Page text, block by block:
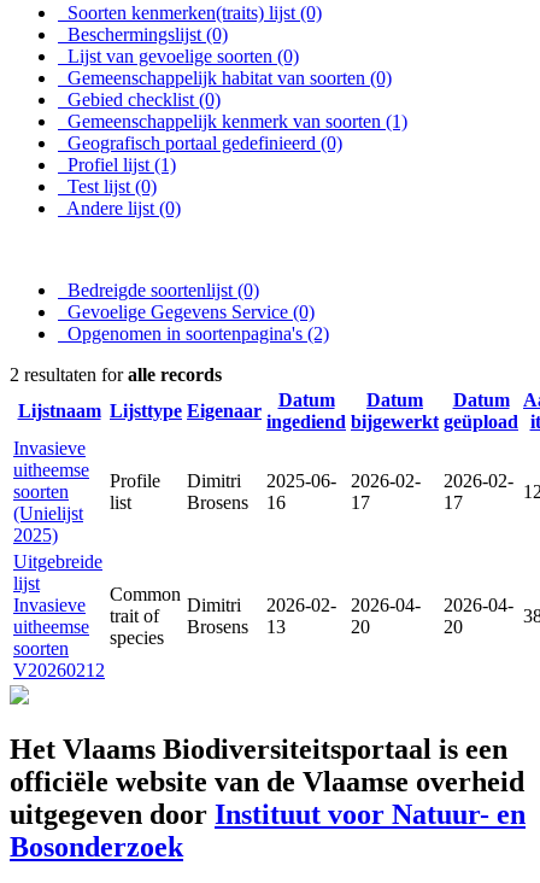
Soorten kenmerken(traits) lijst (0)
Beschermingslijst (0)
Lijst van gevoelige soorten (0)
Gemeenschappelijk habitat van soorten (0)
Gebied checklist (0)
Gemeenschappelijk kenmerk van soorten (1)
Geografisch portaal gedefinieerd (0)
Profiel lijst (1)
Test lijst (0)
Andere lijst (0)
Bedreigde soortenlijst (0)
Gevoelige Gegevens Service (0)
Opgenomen in soortenpagina's (2)
2 resultaten foralle records
Lijstnaam Lijsttype Eigenaar
Datum
ingediend
Datum
bijgewerkt
Datum
geüpload
Invasieve
uitheemse
soorten
(Unielijst
2025)
Profile
list
Dimitri
Brosens
2025-06-
16
2026-02-
17
2026-02-
17
Uitgebreide
lijst
Invasieve
uitheemse
soorten
V20260212
Common
trait of
species
Dimitri
Brosens
2026-02-
13
2026-04-
20
2026-04-
20
Het Vlaams Biodiversiteitsportaal is een
officiële website van de Vlaamse overheid
uitgegeven door Instituut voor Natuur- en
Bosonderzoek